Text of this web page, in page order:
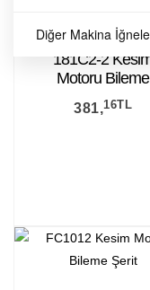
Diğer Makina
Ekipmanlari
181C2-2
Motoru Bileme
Şerit (Medium)
381,16TL